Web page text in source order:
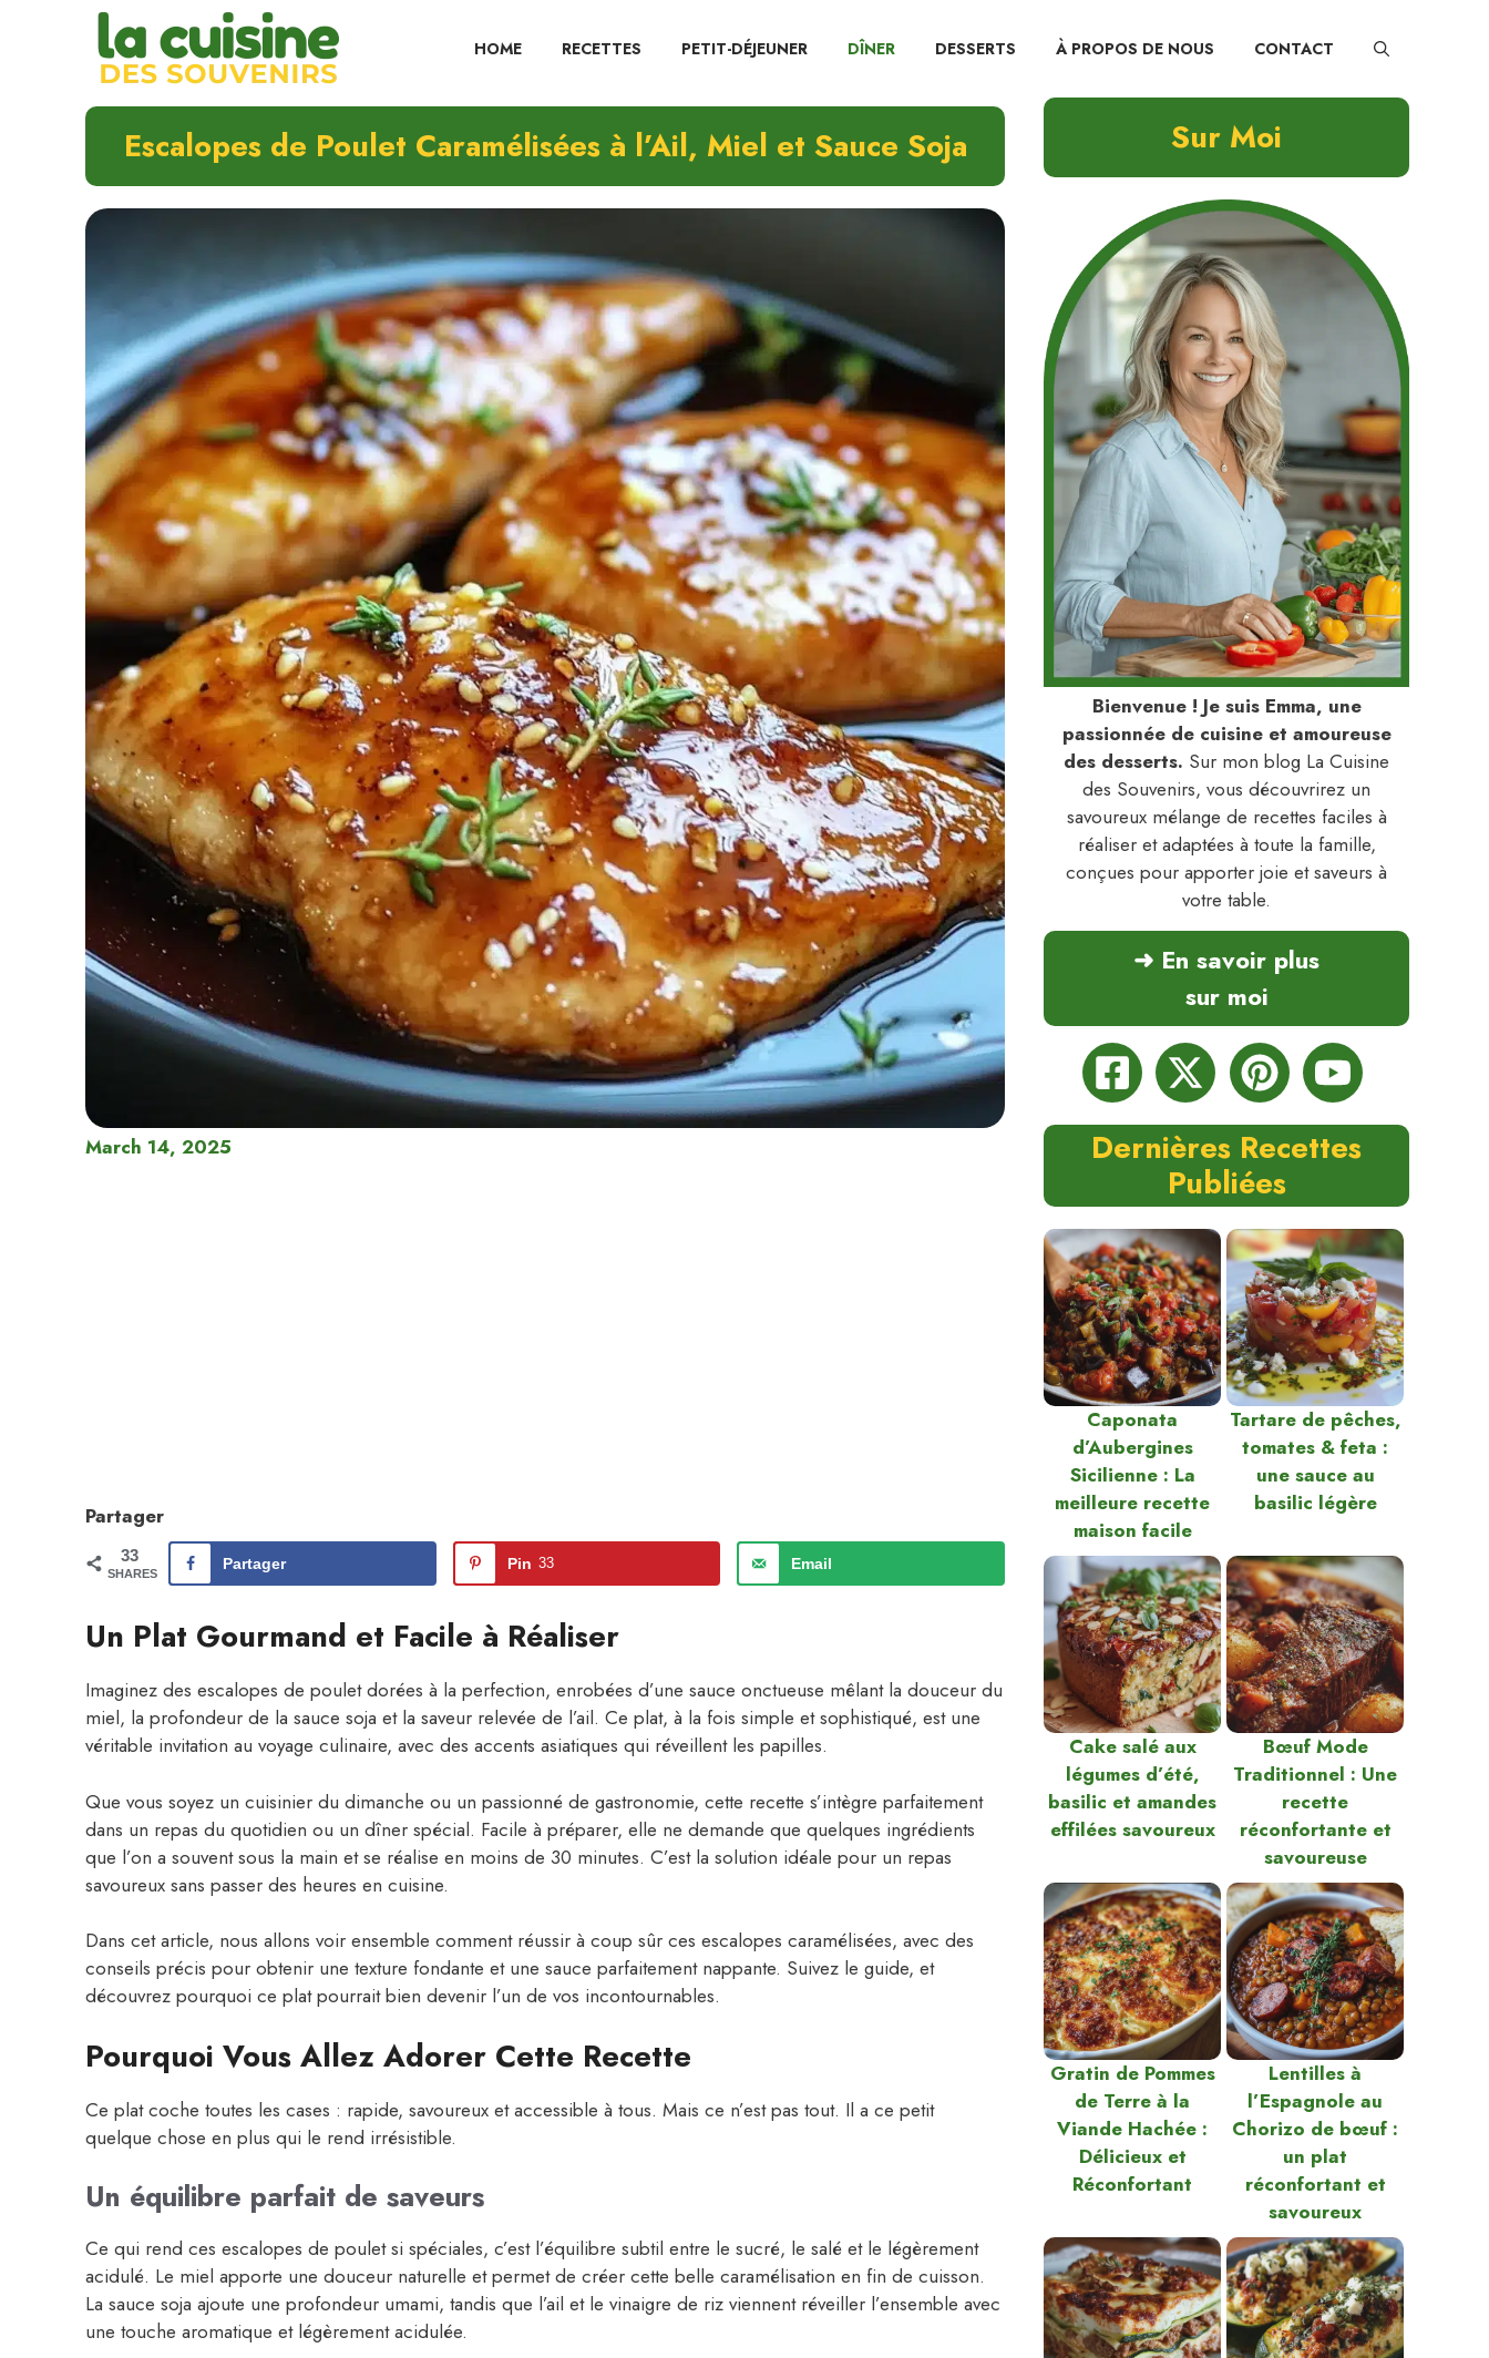
HOME RECETTES PETIT-DÉJEUNER DÎNER DESSERTS À PROPOS DE NOUS CONTACT
Escalopes de Poulet Caramélisées à l’Ail, Miel et Sauce Soja
March 14, 2025
Partager
33
SHARES
Partager Pin 33 Email
Un Plat Gourmand et Facile à Réaliser
Imaginez des escalopes de poulet dorées à la perfection, enrobées d’une sauce onctueuse mêlant la douceur du
miel, la profondeur de la sauce soja et la saveur relevée de l’ail. Ce plat, à la fois simple et sophistiqué, est une
véritable invitation au voyage culinaire, avec des accents asiatiques qui réveillent les papilles.
Que vous soyez un cuisinier du dimanche ou un passionné de gastronomie, cette recette s’intègre parfaitement
dans un repas du quotidien ou un dîner spécial. Facile à préparer, elle ne demande que quelques ingrédients
que l’on a souvent sous la main et se réalise en moins de 30 minutes. C’est la solution idéale pour un repas
savoureux sans passer des heures en cuisine.
Dans cet article, nous allons voir ensemble comment réussir à coup sûr ces escalopes caramélisées, avec des
conseils précis pour obtenir une texture fondante et une sauce parfaitement nappante. Suivez le guide, et
découvrez pourquoi ce plat pourrait bien devenir l’un de vos incontournables.
Pourquoi Vous Allez Adorer Cette Recette
Ce plat coche toutes les cases : rapide, savoureux et accessible à tous. Mais ce n’est pas tout. Il a ce petit
quelque chose en plus qui le rend irrésistible.
Un équilibre parfait de saveurs
Ce qui rend ces escalopes de poulet si spéciales, c’est l’équilibre subtil entre le sucré, le salé et le légèrement
acidulé. Le miel apporte une douceur naturelle et permet de créer cette belle caramélisation en fin de cuisson.
La sauce soja ajoute une profondeur umami, tandis que l’ail et le vinaigre de riz viennent réveiller l’ensemble avec
une touche aromatique et légèrement acidulée.
Sur Moi
Bienvenue ! Je suis Emma, une
passionnée de cuisine et amoureuse
des desserts. Sur mon blog La Cuisine
des Souvenirs, vous découvrirez un
savoureux mélange de recettes faciles à
réaliser et adaptées à toute la famille,
conçues pour apporter joie et saveurs à
votre table.
➜ En savoir plus
sur moi
Dernières Recettes
Publiées
Caponata
d’Aubergines
Sicilienne : La
meilleure recette
maison facile
Tartare de pêches,
tomates & feta :
une sauce au
basilic légère
Cake salé aux
légumes d’été,
basilic et amandes
effilées savoureux
Bœuf Mode
Traditionnel : Une
recette
réconfortante et
savoureuse
Gratin de Pommes
de Terre à la
Viande Hachée :
Délicieux et
Réconfortant
Lentilles à
l’Espagnole au
Chorizo de bœuf :
un plat
réconfortant et
savoureux